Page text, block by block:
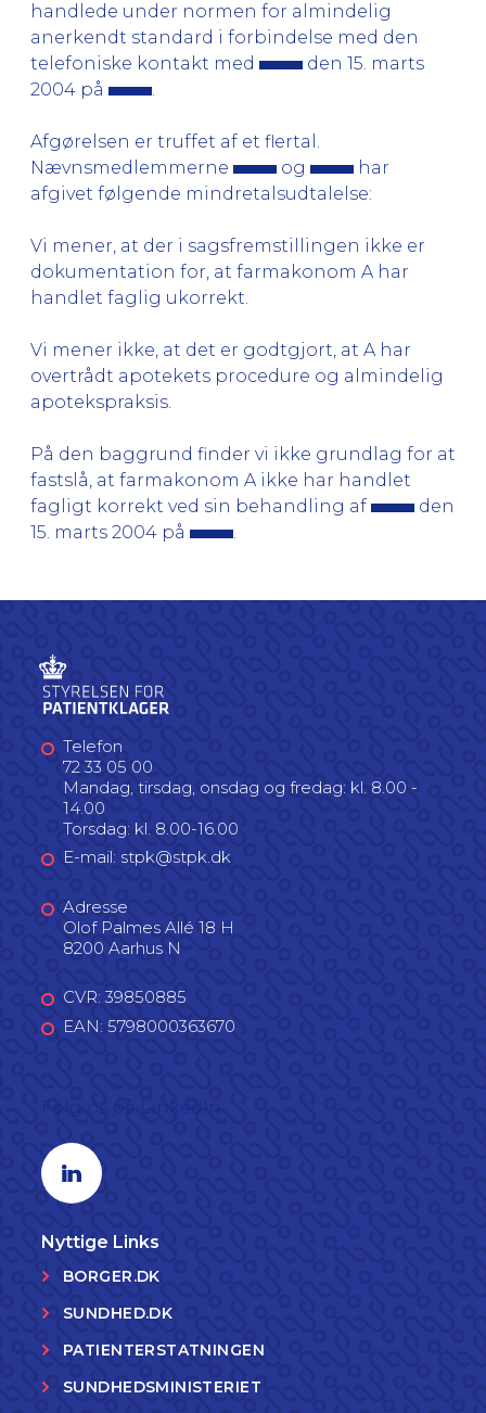
handlede under normen for almindelig
anerkendt standard i forbindelse med den
telefoniske kontakt med
den 15. marts
2004 på
Afgørelsen er truffet af et flertal.
Nævnsmedlemmerne
og
har
afgivet følgende mindretalsudtalelse:
Vi mener, at der i sagsfremstillingen ikke er
dokumentation for, at farmakonom A har
handlet faglig ukorrekt.
Vi mener ikke, at det er godtgjort, at A har
overtrådt apotekets procedure og almindelig
apotekspraksis.
På den baggrund finder vi ikke grundlag for at
fastslå, at farmakonom A ikke har handlet
fagligt korrekt ved sin behandling af
den
15. marts 2004 på
Telefon
72 33 05 00
Mandag, tirsdag, onsdag og fredag: kl. 8.00 -
14.00
Torsdag: kl. 8.00-16.00
E-mail: stpk@stpk.dk
Adresse
Olof Palmes Allé 18 H
8200 Aarhus N
CVR: 39850885
EAN: 5798000363670
Linkedin profil
Nyttige Links
BORGER.DK
SUNDHED.DK
PATIENTERSTATNINGEN
SUNDHEDSMINISTERIET